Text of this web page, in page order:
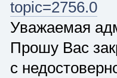
topic=2756.0
Уважаемая
Прошу Вас
с